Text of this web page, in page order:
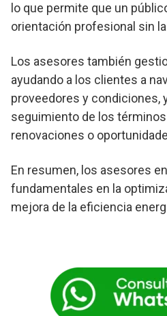
lo que permite que un
orientación profesional sin
Los asesores también
ayudando a los clientes a
proveedores y condiciones,
seguimiento de los
renovaciones o
En resumen, los asesores
fundamentales en la
mejora de la eficiencia